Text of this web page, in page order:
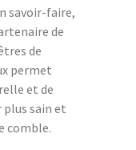
savoir-faire,
de
de
permet
et de
sain et
comble.